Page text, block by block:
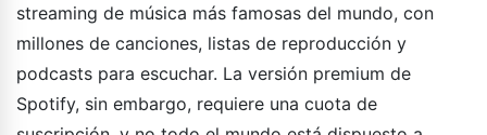
streaming de música más famosas del mundo, con
millones de canciones, listas de reproducción y
podcasts para escuchar. La versión premium de
Spotify, sin embargo, requiere una cuota de